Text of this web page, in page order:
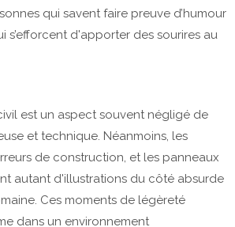
qui savent faire preuve d’humour
s’efforcent d'apporter des sourires au
est un aspect souvent négligé de
et technique. Néanmoins, les
de construction, et les panneaux
autant d'illustrations du côté absurde
Ces moments de légèreté
dans un environnement